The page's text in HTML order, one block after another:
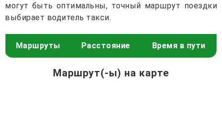
могут быть оптимальны, точный маршрут поездки
выбирает водитель такси.
Маршруты Расстояние Время в пути
Маршрут(-ы) на карте